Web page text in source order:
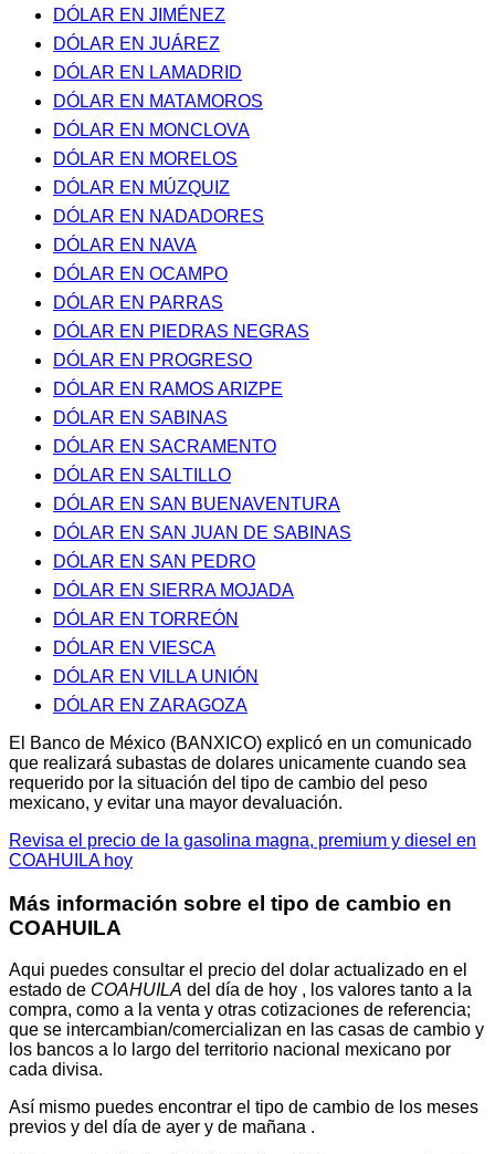
DÓLAR EN JIMÉNEZ
DÓLAR EN JUÁREZ
DÓLAR EN LAMADRID
DÓLAR EN MATAMOROS
DÓLAR EN MONCLOVA
DÓLAR EN MORELOS
DÓLAR EN MÚZQUIZ
DÓLAR EN NADADORES
DÓLAR EN NAVA
DÓLAR EN OCAMPO
DÓLAR EN PARRAS
DÓLAR EN PIEDRAS NEGRAS
DÓLAR EN PROGRESO
DÓLAR EN RAMOS ARIZPE
DÓLAR EN SABINAS
DÓLAR EN SACRAMENTO
DÓLAR EN SALTILLO
DÓLAR EN SAN BUENAVENTURA
DÓLAR EN SAN JUAN DE SABINAS
DÓLAR EN SAN PEDRO
DÓLAR EN SIERRA MOJADA
DÓLAR EN TORREÓN
DÓLAR EN VIESCA
DÓLAR EN VILLA UNIÓN
DÓLAR EN ZARAGOZA
El Banco de México (BANXICO) explicó en un comunicado
que realizará subastas de dolares unicamente cuando sea
requerido por la situación del tipo de cambio del peso
mexicano, y evitar una mayor devaluación.
Revisa el precio de la gasolina magna, premium y diesel en
COAHUILA hoy
Más información sobre el tipo de cambio en
COAHUILA
Aqui puedes consultar el precio del dolar actualizado en el
estado de COAHUILA del día de hoy , los valores tanto a la
compra, como a la venta y otras cotizaciones de referencia;
que se intercambian/comercializan en las casas de cambio y
los bancos a lo largo del territorio nacional mexicano por
cada divisa.
Así mismo puedes encontrar el tipo de cambio de los meses
previos y del día de ayer y de mañana .